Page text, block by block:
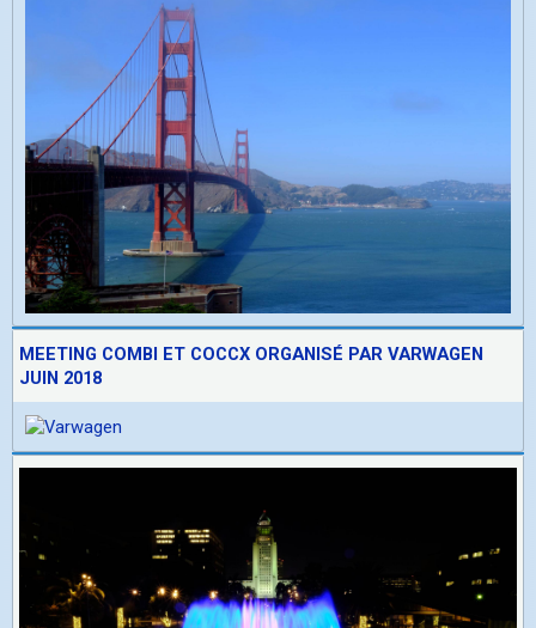
MEETING COMBI ET COCCX ORGANISÉ PAR VARWAGEN
JUIN 2018